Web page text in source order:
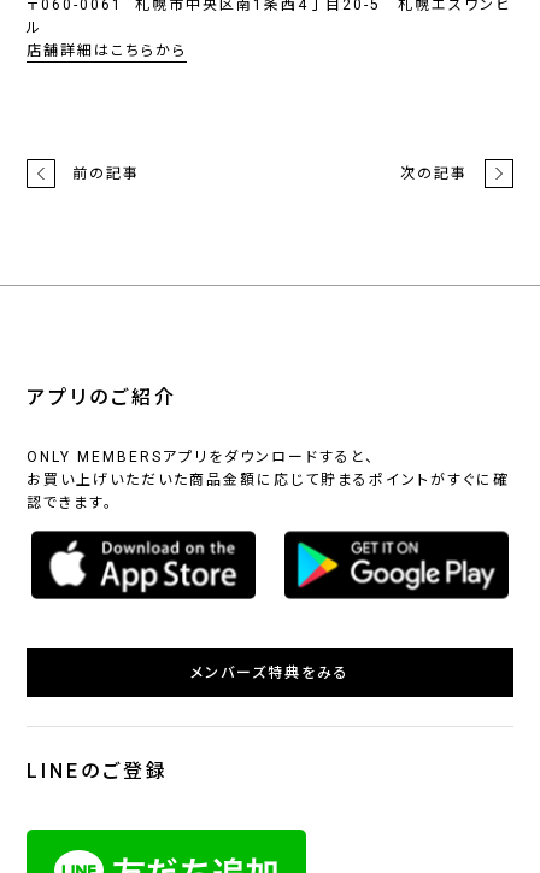
〒060-0061 札幌市中央区南1条西4丁目20-5 札幌エスワンビ
ル
店舗詳細はこちらから
前の記事 次の記事
アプリのご紹介
ONLY MEMBERSアプリをダウンロードすると、
お買い上げいただいた商品金額に応じて貯まるポイントがすぐに確
認できます。
メンバーズ特典をみる
LINEのご登録